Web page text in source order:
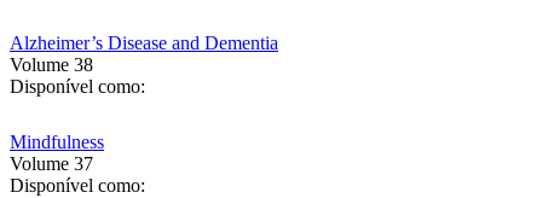
Alzheimer’s Disease and Dementia
Volume 38
Disponível como:
Mindfulness
Volume 37
Disponível como: